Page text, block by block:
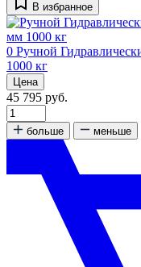
В избранное
0 Ручной
1000 кг
Цена
45 795 руб.
больше меньше